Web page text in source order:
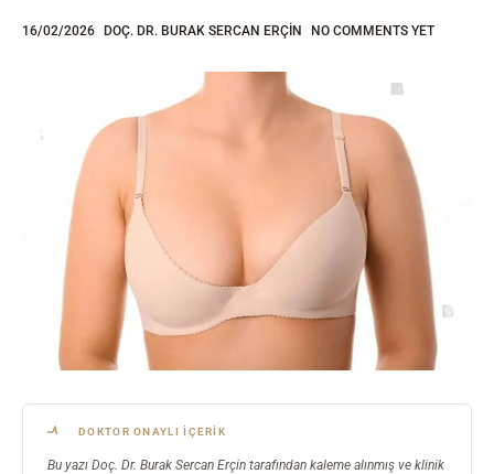
16/02/2026 DOÇ. DR. BURAK SERCAN ERÇIN NO COMMENTS YET
DOKTOR ONAYLI İÇERIK
Bu yazı Doç. Dr. Burak Sercan Erçin tarafından kaleme alınmış ve klinik